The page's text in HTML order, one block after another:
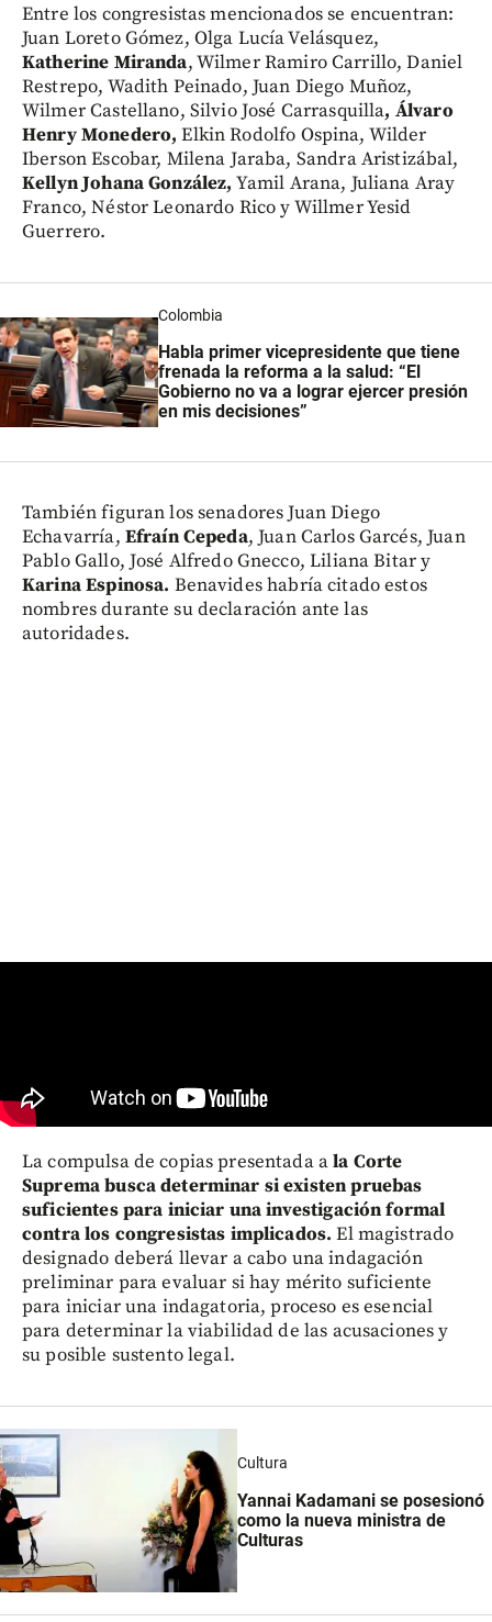
Entre los congresistas mencionados se encuentran:
Juan Loreto Gómez, Olga Lucía Velásquez,
Katherine Miranda, Wilmer Ramiro Carrillo, Daniel
Restrepo, Wadith Peinado, Juan Diego Muñoz,
Wilmer Castellano, Silvio José Carrasquilla, Álvaro
Henry Monedero, Elkin Rodolfo Ospina, Wilder
Iberson Escobar, Milena Jaraba, Sandra Aristizábal,
Kellyn Johana González, Yamil Arana, Juliana Aray
Franco, Néstor Leonardo Rico y Willmer Yesid
Guerrero.
Colombia
Habla primer vicepresidente que tiene
frenada la reforma a la salud: “El
Gobierno no va a lograr ejercer presión
en mis decisiones”
También figuran los senadores Juan Diego
Echavarría, Efraín Cepeda, Juan Carlos Garcés, Juan
Pablo Gallo, José Alfredo Gnecco, Liliana Bitar y
Karina Espinosa. Benavides habría citado estos
nombres durante su declaración ante las
autoridades.
La compulsa de copias presentada ala Corte
Suprema busca determinar si existen pruebas
suficientes para iniciar una investigación formal
contra los congresistas implicados.El magistrado
designado deberá llevar a cabo una indagación
preliminar para evaluar si hay mérito suficiente
para iniciar una indagatoria, proceso es esencial
para determinar la viabilidad de las acusaciones y
su posible sustento legal.
Cultura
Yannai Kadamani se posesionó
como la nueva ministra de
Culturas